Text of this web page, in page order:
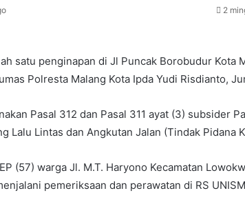
2
satu penginapan di Jl Puncak Borobudur Kota
Polresta Malang Kota Ipda Yudi Risdianto,
Pasal 312 dan Pasal 311 ayat (3) subsider
Lalu Lintas dan Angkutan Jalan (Tindak Pidana
(57) warga Jl. M.T. Haryono Kecamatan
pemeriksaan dan perawatan di RS